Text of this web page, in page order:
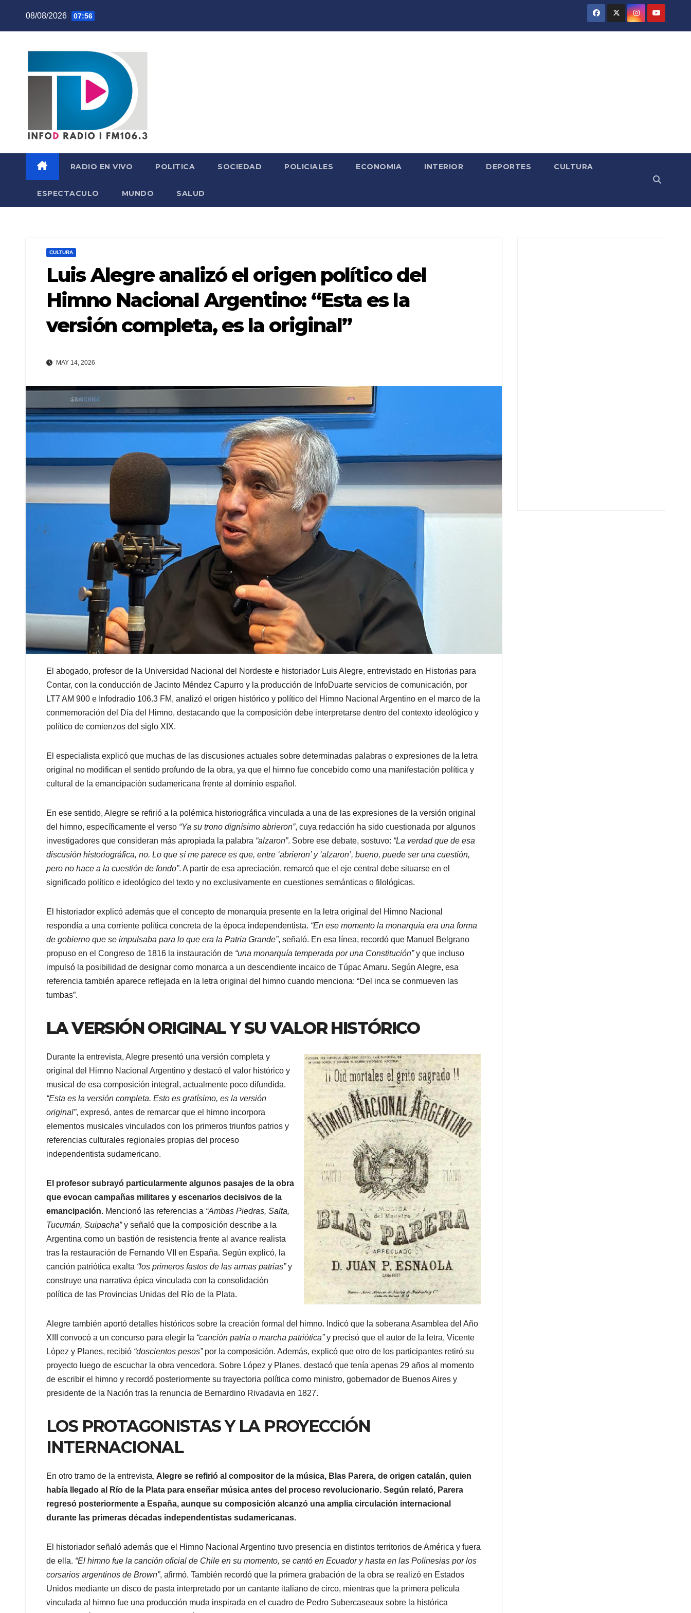
08/08/2026 07:56
RADIO EN VIVO POLITICA SOCIEDAD POLICIALES ECONOMIA INTERIOR DEPORTES CULTURA
ESPECTACULO MUNDO SALUD
CULTURA
Luis Alegre analizó el origen político del
Himno Nacional Argentino: “Esta es la
versión completa, es la original”
MAY 14, 2026
El abogado, profesor de la Universidad Nacional del Nordeste e historiador Luis Alegre, entrevistado en Historias para
Contar, con la conducción de Jacinto Méndez Capurro y la producción de InfoDuarte servicios de comunicación, por
LT7 AM 900 e Infodradio 106.3 FM, analizó el origen histórico y político del Himno Nacional Argentino en el marco de la
conmemoración del Día del Himno, destacando que la composición debe interpretarse dentro del contexto ideológico y
político de comienzos del siglo XIX.
El especialista explicó que muchas de las discusiones actuales sobre determinadas palabras o expresiones de la letra
original no modifican el sentido profundo de la obra, ya que el himno fue concebido como una manifestación política y
cultural de la emancipación sudamericana frente al dominio español.
En ese sentido, Alegre se refirió a la polémica historiográfica vinculada a una de las expresiones de la versión original
del himno, específicamente el verso “Ya su trono dignísimo abrieron”, cuya redacción ha sido cuestionada por algunos
investigadores que consideran más apropiada la palabra “alzaron”. Sobre ese debate, sostuvo: “La verdad que de esa
discusión historiográfica, no. Lo que sí me parece es que, entre ‘abrieron’ y ‘alzaron’, bueno, puede ser una cuestión,
pero no hace a la cuestión de fondo”. A partir de esa apreciación, remarcó que el eje central debe situarse en el
significado político e ideológico del texto y no exclusivamente en cuestiones semánticas o filológicas.
El historiador explicó además que el concepto de monarquía presente en la letra original del Himno Nacional
respondía a una corriente política concreta de la época independentista. “En ese momento la monarquía era una forma
de gobierno que se impulsaba para lo que era la Patria Grande”, señaló. En esa línea, recordó que Manuel Belgrano
propuso en el Congreso de 1816 la instauración de “una monarquía temperada por una Constitución”y que incluso
impulsó la posibilidad de designar como monarca a un descendiente incaico de Túpac Amaru. Según Alegre, esa
referencia también aparece reflejada en la letra original del himno cuando menciona: “Del inca se conmueven las
tumbas”.
LA VERSIÓN ORIGINAL Y SU VALOR HISTÓRICO
Durante la entrevista, Alegre presentó una versión completa y
original del Himno Nacional Argentino y destacó el valor histórico y
musical de esa composición integral, actualmente poco difundida.
“Esta es la versión completa. Esto es gratísimo, es la versión
original”, expresó, antes de remarcar que el himno incorpora
elementos musicales vinculados con los primeros triunfos patrios y
referencias culturales regionales propias del proceso
independentista sudamericano.
El profesor subrayó particularmente algunos pasajes de la obra
que evocan campañas militares y escenarios decisivos de la
emancipación. Mencionó las referencias a “Ambas Piedras, Salta,
Tucumán, Suipacha”y señaló que la composición describe a la
Argentina como un bastión de resistencia frente al avance realista
tras la restauración de Fernando VII en España. Según explicó, la
canción patriótica exalta “los primeros fastos de las armas patrias”y
construye una narrativa épica vinculada con la consolidación
política de las Provincias Unidas del Río de la Plata.
Alegre también aportó detalles históricos sobre la creación formal del himno. Indicó que la soberana Asamblea del Año
XIII convocó a un concurso para elegir la “canción patria o marcha patriótica”y precisó que el autor de la letra, Vicente
López y Planes, recibió “doscientos pesos” por la composición. Además, explicó que otro de los participantes retiró su
proyecto luego de escuchar la obra vencedora. Sobre López y Planes, destacó que tenía apenas 29 años al momento
de escribir el himno y recordó posteriormente su trayectoria política como ministro, gobernador de Buenos Aires y
presidente de la Nación tras la renuncia de Bernardino Rivadavia en 1827.
LOS PROTAGONISTAS Y LA PROYECCIÓN
INTERNACIONAL
En otro tramo de la entrevista, Alegre se refirió al compositor de la música, Blas Parera, de origen catalán, quien
había llegado al Río de la Plata para enseñar música antes del proceso revolucionario. Según relató, Parera
regresó posteriormente a España, aunque su composición alcanzó una amplia circulación internacional
durante las primeras décadas independentistas sudamericanas.
El historiador señaló además que el Himno Nacional Argentino tuvo presencia en distintos territorios de América y fuera
de ella. “El himno fue la canción oficial de Chile en su momento, se cantó en Ecuador y hasta en las Polinesias por los
corsarios argentinos de Brown”, afirmó. También recordó que la primera grabación de la obra se realizó en Estados
Unidos mediante un disco de pasta interpretado por un cantante italiano de circo, mientras que la primera película
vinculada al himno fue una producción muda inspirada en el cuadro de Pedro Subercaseaux sobre la histórica